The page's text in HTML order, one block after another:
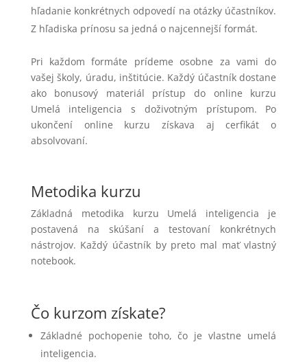
hľadanie konkrétnych odpovedí na otázky účastníkov.
Z hľadiska prínosu sa jedná o najcennejší formát.
Pri každom formáte prídeme osobne za vami do
vašej školy, úradu, inštitúcie. Každý účastník dostane
ako bonusový materiál prístup do online kurzu
Umelá inteligencia s doživotným prístupom. Po
ukončení online kurzu získava aj cerfikát o
absolvovaní.
Metodika kurzu
Základná metodika kurzu Umelá inteligencia je
postavená na skúšaní a testovaní konkrétnych
nástrojov. Každý účastník by preto mal mať vlastný
notebook.
Čo kurzom získate?
Základné pochopenie toho, čo je vlastne umelá
inteligencia.